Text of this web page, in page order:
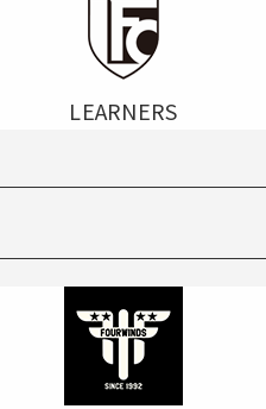
LEARNERS